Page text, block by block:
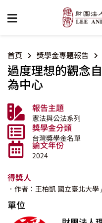
首頁 獎學金專題報告
過度理想的觀念
為中心
報告主題
憲法與公法系列
獎學金分類
台灣獎學金名單
論文年份
2024
得獎人
．作者：王柏凱 國立臺北大學
單位